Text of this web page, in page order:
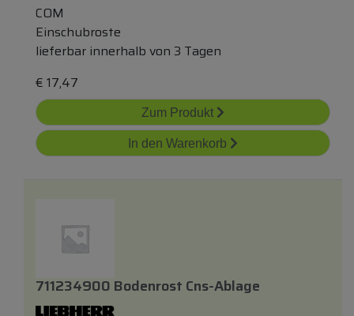
COM
Einschubroste
lieferbar innerhalb von 3 Tagen
€ 17,47
Zum Produkt
In den Warenkorb
711234900 Bodenrost Cns-Ablage